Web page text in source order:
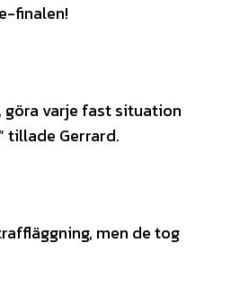
finalen!
göra varje fast situation
tillade Gerrard.
men de tog